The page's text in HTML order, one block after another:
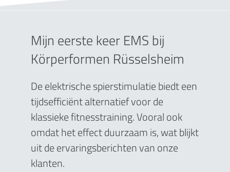
Mijn eerste keer EMS bij
Körperformen Rüsselsheim
De elektrische spierstimulatie biedt een
tijdsefficiënt alternatief voor de
klassieke fitnesstraining. Vooral ook
omdat het effect duurzaam is, wat blijkt
uit de ervaringsberichten van onze
klanten.